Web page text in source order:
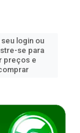
seu login ou
se para
preços e